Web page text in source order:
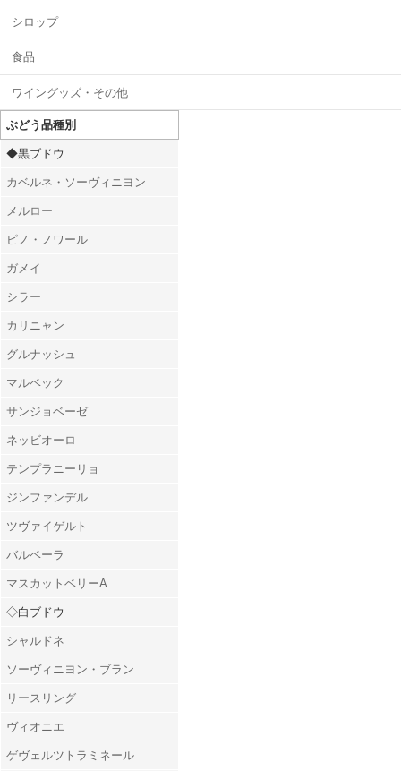
シロップ
食品
ワイングッズ・その他
ぶどう品種別
◆黒ブドウ
カベルネ・ソーヴィニヨン
メルロー
ピノ・ノワール
ガメイ
シラー
カリニャン
グルナッシュ
マルベック
サンジョベーゼ
ネッビオーロ
テンプラニーリョ
ジンファンデル
ツヴァイゲルト
バルベーラ
マスカットベリーA
◇白ブドウ
シャルドネ
ソーヴィニヨン・ブラン
リースリング
ヴィオニエ
ゲヴェルツトラミネール